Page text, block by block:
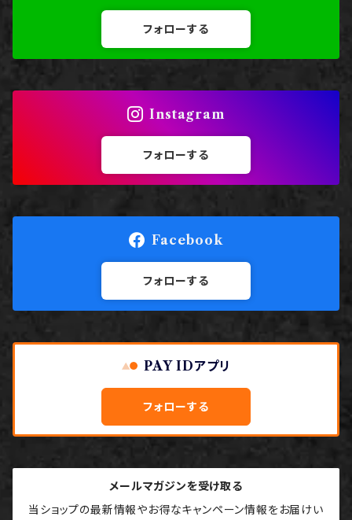
フォローする
Instagram
フォローする
Facebook
フォローする
PAY IDアプリ
フォローする
メールマガジンを受け取る
当ショップの最新情報やお得なキャンペーン情報をお届けい